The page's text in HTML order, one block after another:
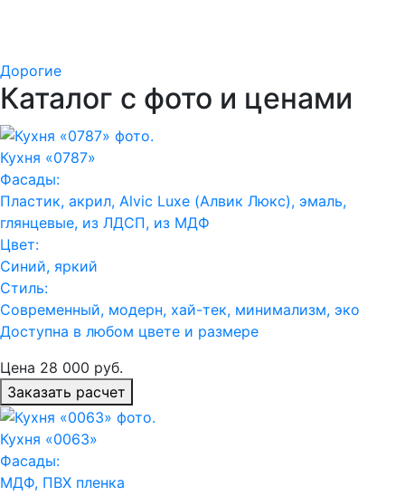
Дорогие
Каталог с фото и ценами
Кухня «0787»
Фасады:
Пластик, акрил, Alvic Luxe (Алвик Люкс), эмаль,
глянцевые, из ЛДСП, из МДФ
Цвет:
Синий, яркий
Стиль:
Современный, модерн, хай-тек, минимализм, эко
Доступна в любом цвете и размере
Цена 28 000 руб.
Заказать расчет
Кухня «0063»
Фасады:
МДФ, ПВХ пленка